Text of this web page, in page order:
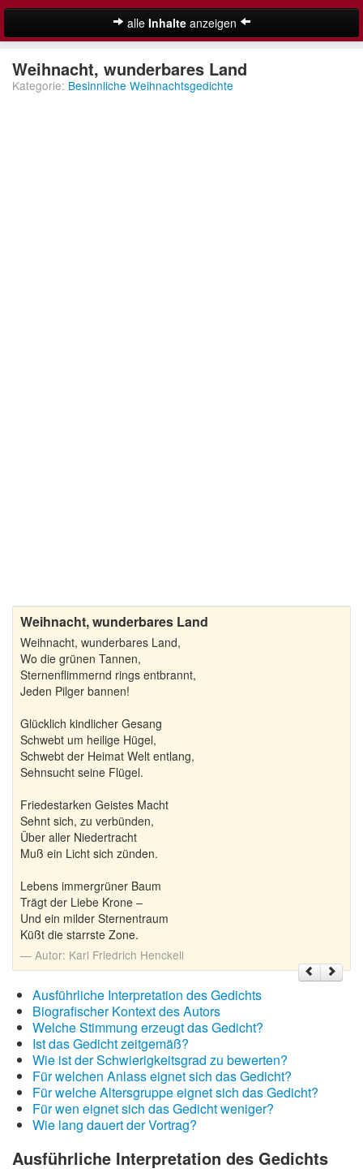
alle Inhalteanzeigen
Adventsgedichte
Weihnacht, wunderbares Land
Kategorie: Besinnliche Weihnachtsgedichte
Weihnacht, wunderbares Land
Weihnacht, wunderbares Land,
Wo die grünen Tannen,
Sternenflimmernd rings entbrannt,
Jeden Pilger bannen!
Glücklich kindlicher Gesang
Schwebt um heilige Hügel,
Schwebt der Heimat Welt entlang,
Sehnsucht seine Flügel.
Friedestarken Geistes Macht
Sehnt sich, zu verbünden,
Über aller Niedertracht
Muß ein Licht sich zünden.
Lebens immergrüner Baum
Trägt der Liebe Krone –
Und ein milder Sternentraum
Küßt die starrste Zone.
Autor: Karl Friedrich Henckell
Ausführliche Interpretation des Gedichts
Biografischer Kontext des Autors
Welche Stimmung erzeugt das Gedicht?
Ist das Gedicht zeitgemäß?
Wie ist der Schwierigkeitsgrad zu bewerten?
Für welchen Anlass eignet sich das Gedicht?
Für welche Altersgruppe eignet sich das Gedicht?
Für wen eignet sich das Gedicht weniger?
Wie lang dauert der Vortrag?
Ausführliche Interpretation des Gedichts